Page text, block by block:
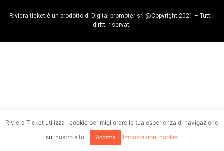
Riviera ticket è un prodotto di Digital promoter srl @Copyright 2021 – Tutti i
diritti riservati
Riviera Ticket utilizza i cookie per migliorare la tua esperienza di navigazione
sul nostro sito.
Accetta Impostazioni cookie